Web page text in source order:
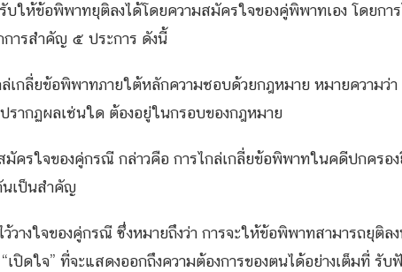
บให้ข้อพิพาทยุติลงได้โดยความสมัครใจของคู่พิพาทเอง โดยกา
ารสำคัญ ๕ ประการ ดังนี้
เกลี่ยข้อพิพาทภายใต้หลักความชอบด้วยกฎหมาย หมายความว่า
รากฏผลเช่นใด ต้องอยู่ในกรอบของกฎหมาย
ครใจของคู่กรณี กล่าวคือ การไกล่เกลี่ยข้อพิพาทในคดีปกครอ
เป็นสำคัญ
วางใจของคู่กรณี ซึ่งหมายถึงว่า การจะให้ข้อพิพาทสามารถยุติล
ปิดใจ” ที่จะแสดงออกถึงความต้องการของตนได้อย่างเต็มที่ รับ